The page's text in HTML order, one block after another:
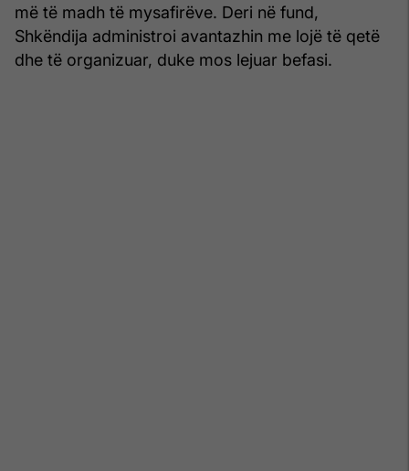
më të madh të mysafirëve. Deri në fund,
Shkëndija administroi avantazhin me lojë të qetë
dhe të organizuar, duke mos lejuar befasi.